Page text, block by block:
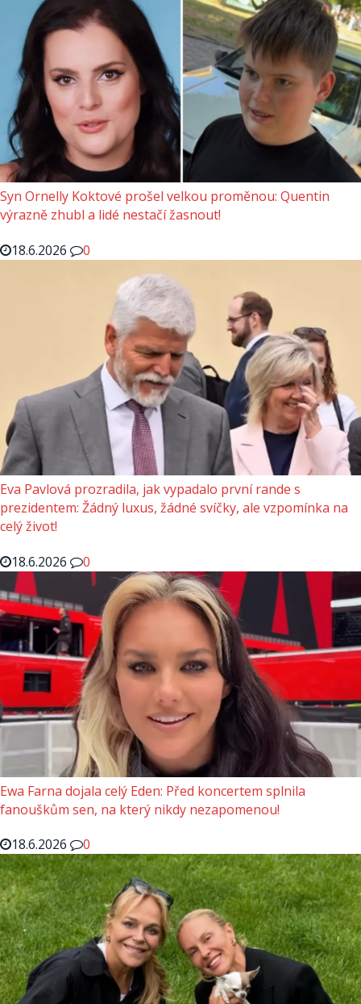
Syn Ornelly Koktové prošel velkou proměnou: Quentin
výrazně zhubl a lidé nestačí žasnout!
18.6.2026
0
Eva Pavlová prozradila, jak vypadalo první rande s
prezidentem: Žádný luxus, žádné svíčky, ale vzpomínka na
celý život!
18.6.2026
0
Ewa Farna dojala celý Eden: Před koncertem splnila
fanouškům sen, na který nikdy nezapomenou!
18.6.2026
0